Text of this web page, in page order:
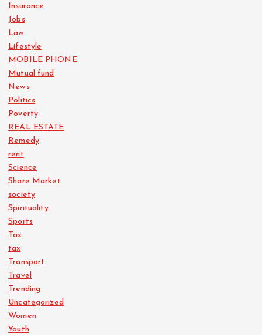
Insurance
Jobs
Law
Lifestyle
MOBILE PHONE
Mutual fund
News
Politics
Poverty
REAL ESTATE
Remedy
rent
Science
Share Market
society
Spirituality
Sports
Tax
tax
Transport
Travel
Trending
Uncategorized
Women
Youth